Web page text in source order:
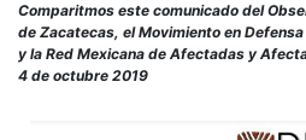
Comparitmos este comunicado del
de Zacatecas, el Movimiento en
y la Red Mexicana de Afectadas y
4 de octubre 2019